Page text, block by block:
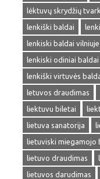
lėktuvų skrydžių
lenkiški baldai
lenkiski baldai vilniuje
lenkiski odiniai baldai
lenkiški virtuvės
letuvos draudimas
liektuvu biletai
lietuva sanatorija
lietuviski miegamojo
lietuvo draudimas
lietuvos darudimas